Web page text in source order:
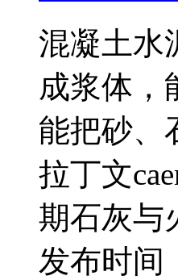
混凝土水
成浆体，
能把砂、
拉丁文
期石灰与
发布时间